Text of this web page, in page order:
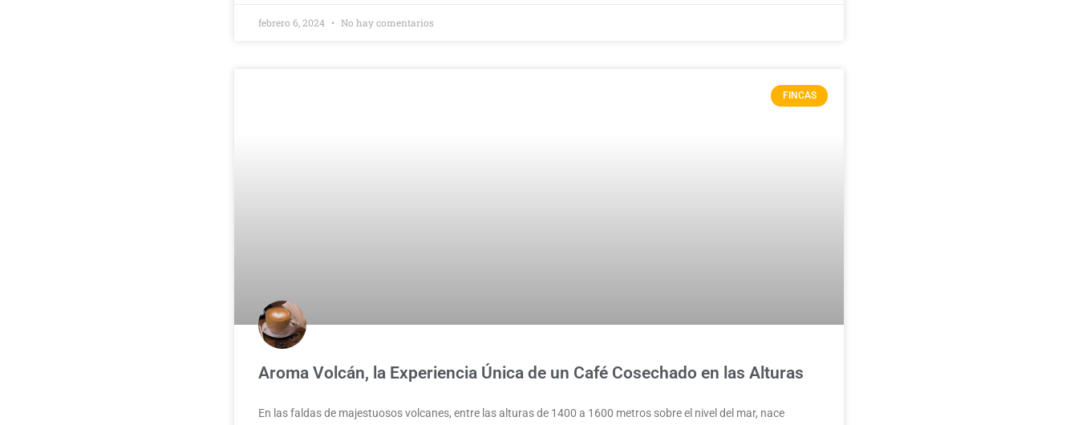
febrero 6, 2024 No hay comentarios
FINCAS
Aroma Volcán, la Experiencia Única de un Café Cosechado en las Alturas
En las faldas de majestuosos volcanes, entre las alturas de 1400 a 1600 metros sobre el nivel del mar, nace